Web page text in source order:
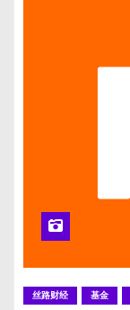
丝路财经 基金